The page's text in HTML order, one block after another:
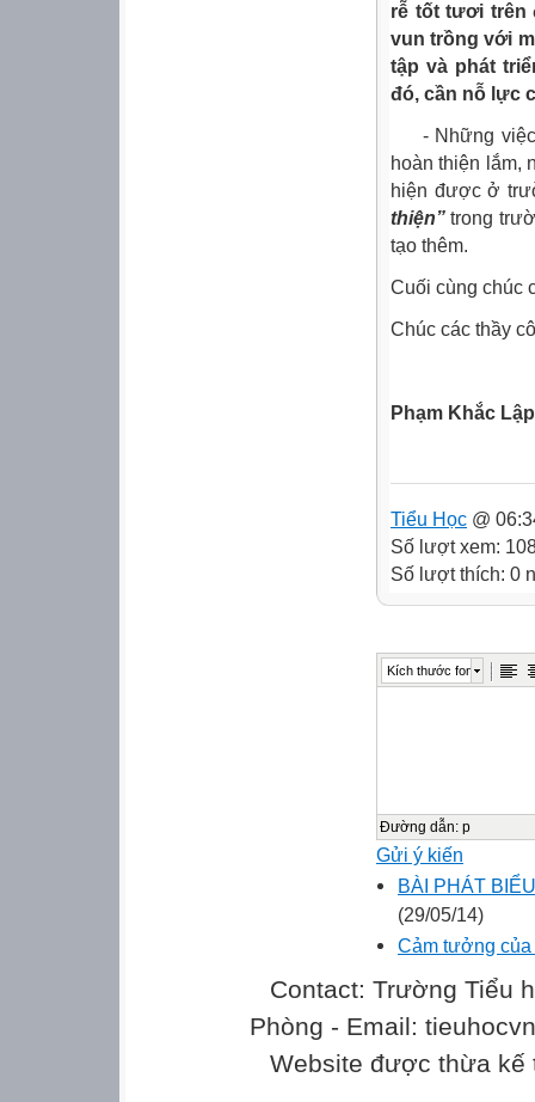
rễ tốt tươi trên
vun trồng với
tập và phát
đó, cần nỗ lực
- Những việc
hoàn thiện lắm,
hiện được ở
thiện” trong
tạo thêm.
Cuối cùng chúc
Chúc các thầy
Phạm Khắc Lập
Tiểu Học @
Số lượt xem:
Số lượt thích: 0
Kích thước font
Đường dẫn: p
Gửi ý kiến
BÀI PHÁT
(29/05/14)
Cảm tưởng
Contact: Trường Tiểu
Phòng - Email:
Website được thừa